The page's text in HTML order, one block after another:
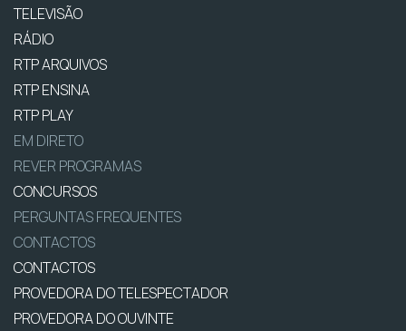
TELEVISÃO
RÁDIO
RTP ARQUIVOS
RTP ENSINA
RTP PLAY
EM DIRETO
REVER PROGRAMAS
CONCURSOS
PERGUNTAS FREQUENTES
CONTACTOS
CONTACTOS
PROVEDORA DO TELESPECTADOR
PROVEDORA DO OUVINTE